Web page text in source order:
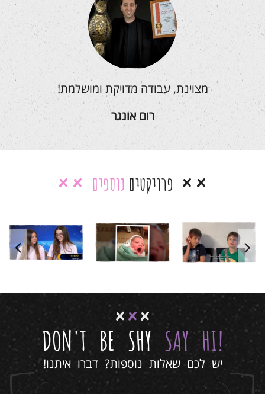
מצוינת, עבודה מדויקת ומושלמת!
רום אונגר
פרויקטים נוספים
המירוץ
למיליון
סרטוני בת/בר
מצווה לרועי
סרטוני בת/בר
מצווה סרטים לימי
סרטון בר
מצווה יואב
סרטוני בת/בר
מצווה סרטים לימי
!
DON'T BE SHY SAY HI
יש לכם שאלות נוספות? דברו איתנו!